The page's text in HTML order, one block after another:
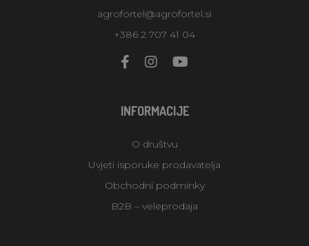
agrofortel@agrofortel.si
+386 2 707 41 04
INFORMACIJE
O društvu
Uvjeti isporuke prodavatelja
Obchodní podmínky
B2B – veleprodaja